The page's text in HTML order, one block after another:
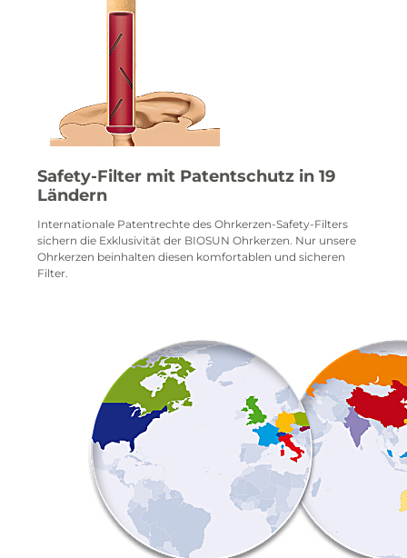
Safety-Filter mit Patentschutz in 19
Ländern
Internationale Patentrechte des Ohrkerzen-Safety-Filters
sichern die Exklusivität der BIOSUN Ohrkerzen. Nur unsere
Ohrkerzen beinhalten diesen komfortablen und sicheren
Filter.